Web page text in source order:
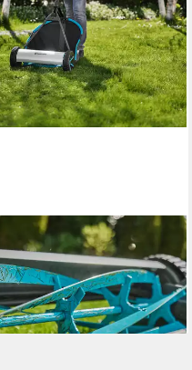
GARDENA
Spindelmäher Plus 400, 40
cm Schnittbreite
ab 164,29 €
lieferbar - in 2-3 Werktagen bei dir